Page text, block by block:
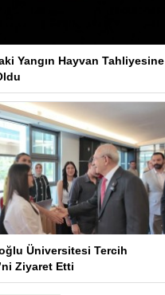
Yangın Hayvan Tahliyesine
Üniversitesi Tercih
Ziyaret Etti